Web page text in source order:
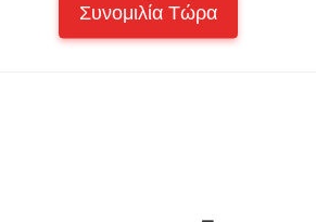
Συνομιλία Τώρα